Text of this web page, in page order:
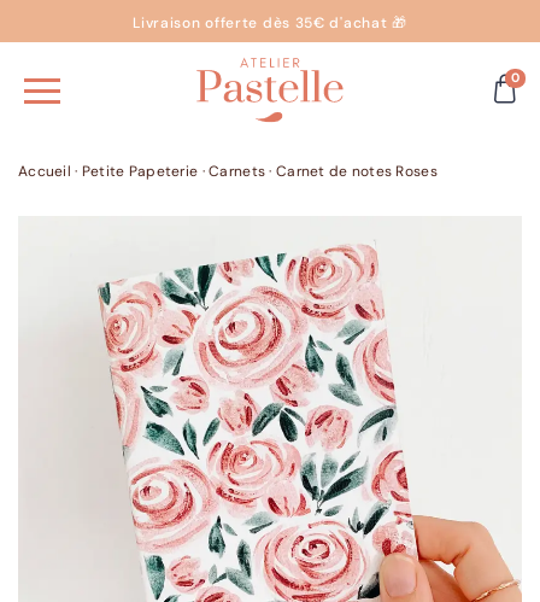
Livraison offerte dès 35€ d'achat 🎁
0
Accueil · Petite Papeterie · Carnets · Carnet de notes Roses